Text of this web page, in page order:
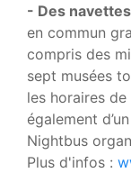
- Des
en commun
compris des
sept musées
les horaires
également
Nightbus
Plus d'infos :